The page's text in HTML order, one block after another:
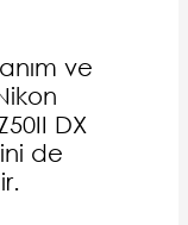
ve
DX
de